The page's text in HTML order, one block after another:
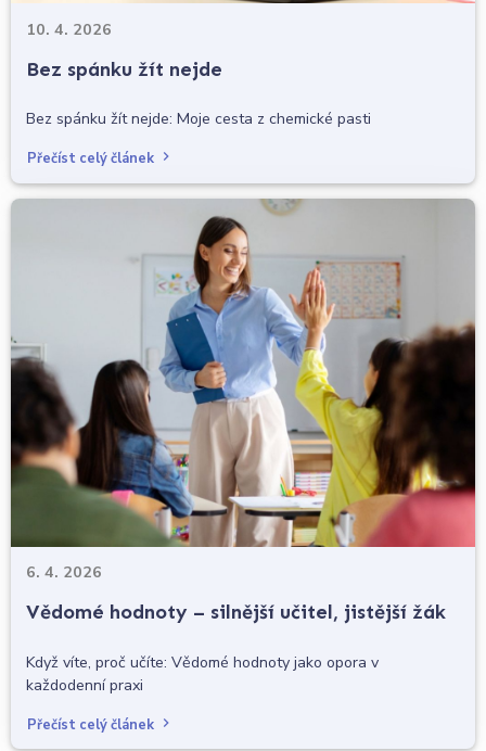
10. 4. 2026
Bez spánku žít nejde
Bez spánku žít nejde: Moje cesta z chemické pasti
Přečíst celý článek
6. 4. 2026
Vědomé hodnoty – silnější učitel, jistější žák
Když víte, proč učíte: Vědomé hodnoty jako opora v
každodenní praxi
Přečíst celý článek